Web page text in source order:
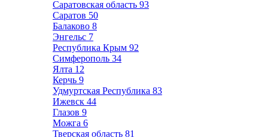
Саратовская область 93
Саратов 50
Балаково 8
Энгельс 7
Республика Крым 92
Симферополь 34
Ялта 12
Керчь 9
Удмуртская Республика 83
Ижевск 44
Глазов 9
Можга 6
Тверская область 81